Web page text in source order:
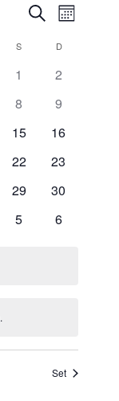
E
t
CercaE
a
Mese
S DDOMENICA
1
2
8
9
15
16
22
23
29
30
5 6
Set